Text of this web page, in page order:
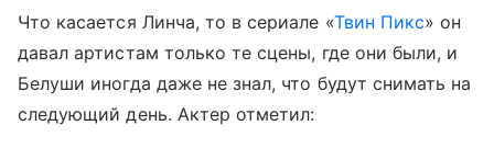
Что касается Линча, то в сериале «Твин Пикс» он
давал артистам только те сцены, где они были, и
Белуши иногда даже не знал, что будут снимать на
следующий день. Актер отметил: